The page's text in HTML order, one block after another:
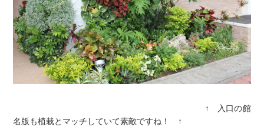
↑ 入口の館
名版も植栽とマッチしていて素敵ですね！ ↑